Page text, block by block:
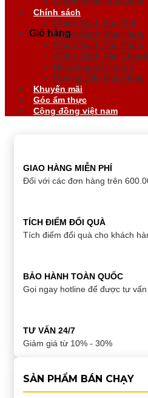
Giỏ hàng
Chính sách
Chính Sách Bảo Mật
Chính Sách Mua Hàng
Chính Sách Sản Phẩm
Chính Sách Vận
Điều Khoản Dịch Vụ
Hướng Dẫn Mua Hàng
Khuyến mãi
Góc ẩm thực
Cộng đồng việt nam
GIAO HÀNG MIỄN PHÍ
Đối với các đơn hàng trên
TÍCH ĐIỂM ĐỔI QUÀ
Tích điểm đổi quà cho khách
BẢO HÀNH TOÀN QUỐC
Gọi ngay hotline để được tư vấn
TƯ VẤN 24/7
Giảm giá từ 10% - 30%
SẢN PHẨM BÁN CHẠY